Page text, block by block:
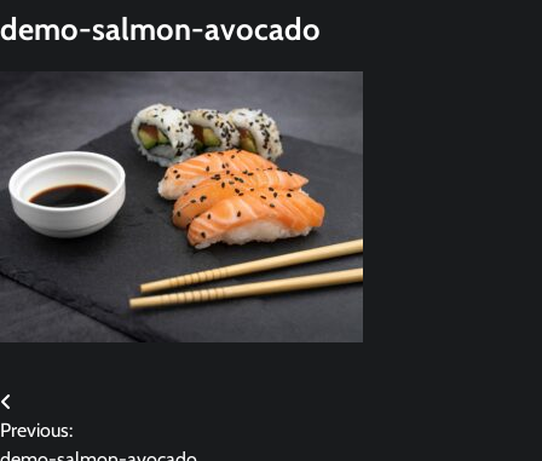
demo-salmon-avocado
Previous: